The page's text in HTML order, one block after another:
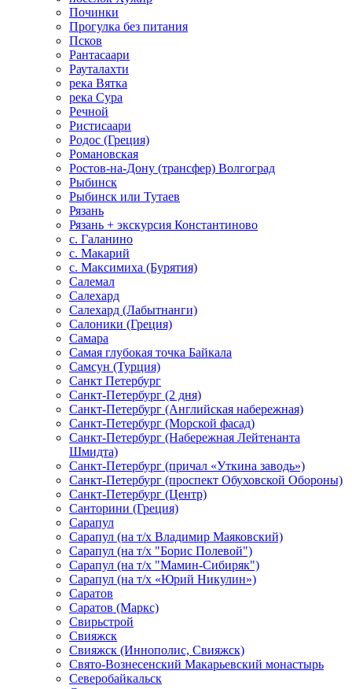
Починки
Прогулка без питания
Псков
Рантасаари
Рауталахти
река Вятка
река Сура
Речной
Ристисаари
Родос (Греция)
Романовская
Ростов-на-Дону (трансфер) Волгоград
Рыбинск
Рыбинск или Тутаев
Рязань
Рязань + экскурсия Константиново
с. Галанино
с. Макарий
с. Максимиха (Бурятия)
Салемал
Салехард
Салехард (Лабытнанги)
Салоники (Греция)
Самара
Самая глубокая точка Байкала
Самсун (Турция)
Санкт Петербург
Санкт-Петербург (2 дня)
Санкт-Петербург (Английская набережная)
Санкт-Петербург (Морской фасад)
Санкт-Петербург (Набережная Лейтенанта
Шмидта)
Санкт-Петербург (причал «Уткина заводь»)
Санкт-Петербург (проспект Обуховской Обороны)
Санкт-Петербург (Центр)
Санторини (Греция)
Сарапул
Сарапул (на т/х Владимир Маяковский)
Сарапул (на т/х "Борис Полевой")
Сарапул (на т/х "Мамин-Сибиряк")
Сарапул (на т/х «Юрий Никулин»)
Саратов
Саратов (Маркс)
Свирьстрой
Свияжск
Свияжск (Иннополис, Свияжск)
Свято-Вознесенский Макарьевский монастырь
Северобайкальск